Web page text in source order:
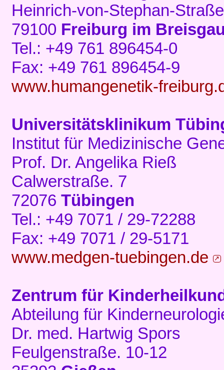
Heinrich-von-Stephan-
79100 Freiburg im
Tel.: +49 761 896454-0
Fax: +49 761 896454-9
www.humangenetik-
Universitätsklinikum
Institut für Medizinische
Prof. Dr. Angelika Rieß
Calwerstraße. 7
72076 Tübingen
Tel.: +49 7071 / 29-72288
Fax: +49 7071 / 29-5171
www.medgen-tuebingen.de
Zentrum für
Abteilung für
Dr. med. Hartwig Spors
Feulgenstraße. 10-12